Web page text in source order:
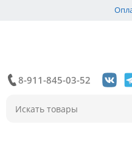
8-911-845-03-52